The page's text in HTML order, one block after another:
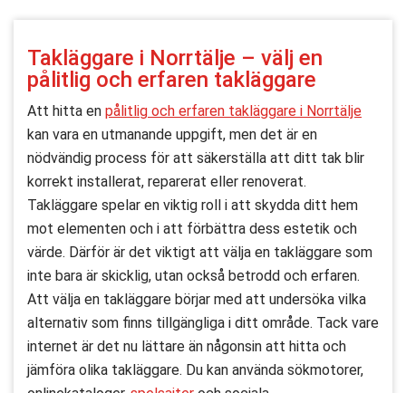
Takläggare i Norrtälje – välj en
pålitlig och erfaren takläggare
Att hitta en pålitlig och erfaren takläggare i Norrtälje
kan vara en utmanande uppgift, men det är en
nödvändig process för att säkerställa att ditt tak blir
korrekt installerat, reparerat eller renoverat.
Takläggare spelar en viktig roll i att skydda ditt hem
mot elementen och i att förbättra dess estetik och
värde. Därför är det viktigt att välja en takläggare som
inte bara är skicklig, utan också betrodd och erfaren.
Att välja en takläggare börjar med att undersöka vilka
alternativ som finns tillgängliga i ditt område. Tack vare
internet är det nu lättare än någonsin att hitta och
jämföra olika takläggare. Du kan använda sökmotorer,